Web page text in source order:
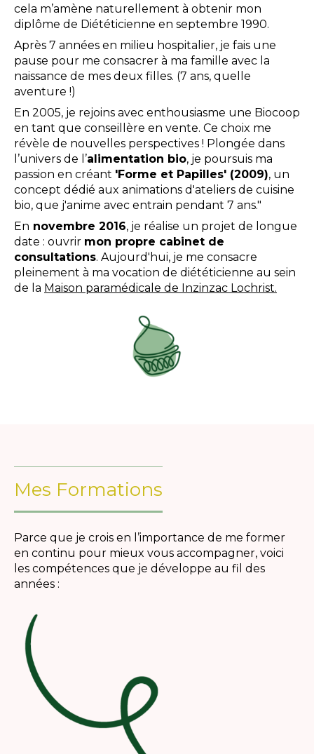
cela m’amène naturellement à obtenir mon
diplôme de Diététicienne en septembre 1990.
Après 7 années en milieu hospitalier, je fais une
pause pour me consacrer à ma famille avec la
naissance de mes deux filles. (7 ans, quelle
aventure !)
En 2005, je rejoins avec enthousiasme une Biocoop
en tant que conseillère en vente. Ce choix me
révèle de nouvelles perspectives ! Plongée dans
l’univers de l’alimentation bio, je poursuis ma
passion en créant 'Forme et Papilles' (2009), un
concept dédié aux animations d'ateliers de cuisine
bio, que j'anime avec entrain pendant 7 ans."
En novembre 2016, je réalise un projet de longue
date : ouvrir mon propre cabinet de
consultations. Aujourd'hui, je me consacre
pleinement à ma vocation de diététicienne au sein
de la Maison paramédicale de Inzinzac Lochrist.
Mes Formations
Parce que je crois en l’importance de me former
en continu pour mieux vous accompagner, voici
les compétences que je développe au fil des
années :